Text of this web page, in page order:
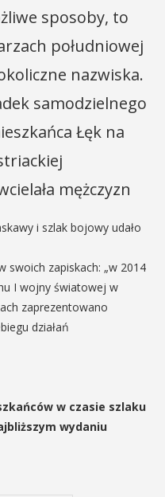
sposoby, to
południowej
nazwiska.
samodzielnego
Łęk na
mężczyzn
i szlak bojowy udało
swoich zapiskach: „w 2014
I wojny światowej w
zaprezentowano
działań
w czasie szlaku
wydaniu